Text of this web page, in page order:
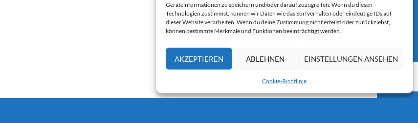
Geräteinformationen zu speichern und/oder darauf zuzugreifen. Wenn du diesen
Technologien zustimmst, können wir Daten wie das Surfverhalten oder eindeutige IDs auf
dieser Website verarbeiten. Wenn du deine Zustimmung nicht erteilst oder zurückziehst,
können bestimmte Merkmale und Funktionen beeinträchtigt werden.
AKZEPTIEREN ABLEHNEN EINSTELLUNGEN ANSEHEN
Cookie-Richtlinie